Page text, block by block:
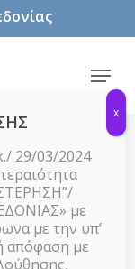
Menu
29/03/2024
με
με την υπ’
απόφαση με
x